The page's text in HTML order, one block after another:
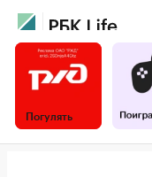
Погулять